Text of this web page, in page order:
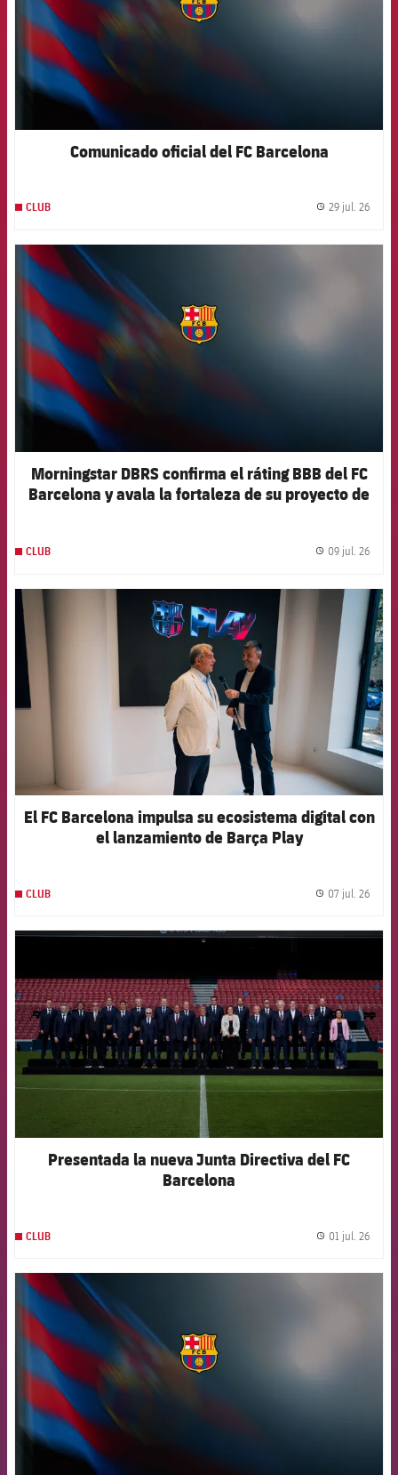
Comunicado oficial del FC Barcelona
CLUB 29 jul. 26
Morningstar DBRS confirma el ráting BBB del FC
Barcelona y avala la fortaleza de su proyecto de
CLUB 09 jul. 26
FCB Barcelona badge
El FC Barcelona impulsa su ecosistema digital con
el lanzamiento de Barça Play
CLUB 07 jul. 26
FCB Barcelona badge
Presentada la nueva Junta Directiva del FC
Barcelona
CLUB 01 jul. 26